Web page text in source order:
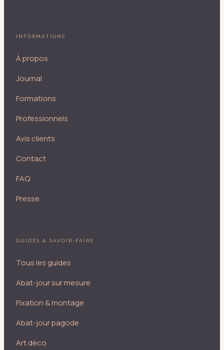
INFORMATIONS
À propos
Journal
Formations
Professionnels
Avis clients
Contact
FAQ
Presse
GUIDES & SAVOIR-FAIRE
Tous les guides
Abat-jour sur mesure
Fixation & montage
Abat-jour pagode
Art déco